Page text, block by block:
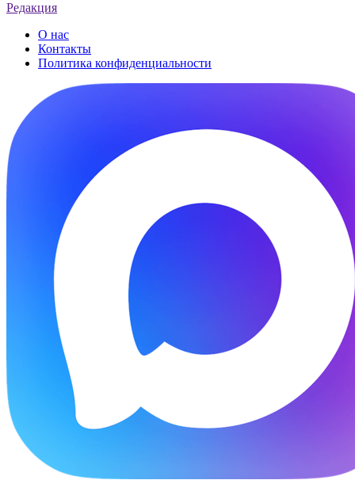
Редакция
О нас
Контакты
Политика конфиденциальности